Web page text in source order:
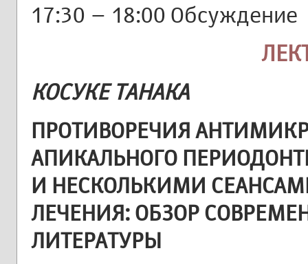
17:30 – 18:00 Обсуждение
КОСУКЕ ТАНАКА
ПРОТИВОРЕЧИЯ
АПИКАЛЬНОГО
И НЕСКОЛЬКИМИ
ЛЕЧЕНИЯ: ОБЗОР
ЛИТЕРАТУРЫ